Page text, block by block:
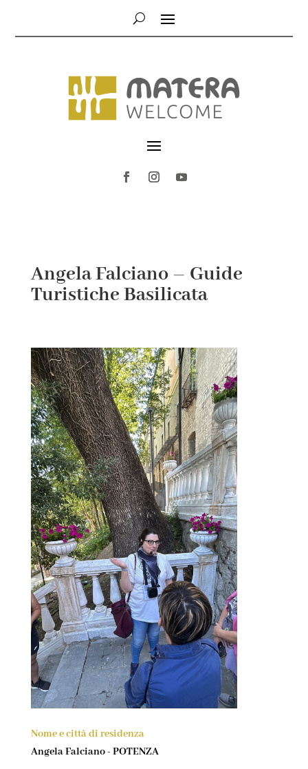
Angela Falciano – Guide
Turistiche Basilicata
Nome e città di residenza
Angela Falciano - POTENZA